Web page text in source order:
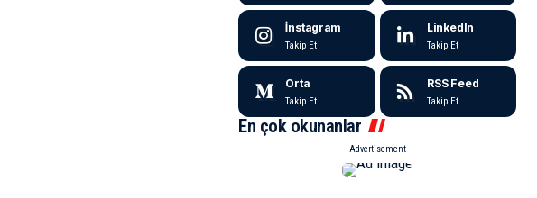
İnstagram
Takip Et
LinkedIn
Takip Et
Orta
Takip Et
RSS Feed
Takip Et
En çok okunanlar
- Advertisement -